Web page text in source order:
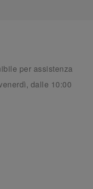
per assistenza
dalle 10:00